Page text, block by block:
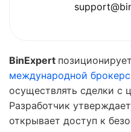
BinExpert
международной
осуществлять сделки
Разработчик
открывает доступ к